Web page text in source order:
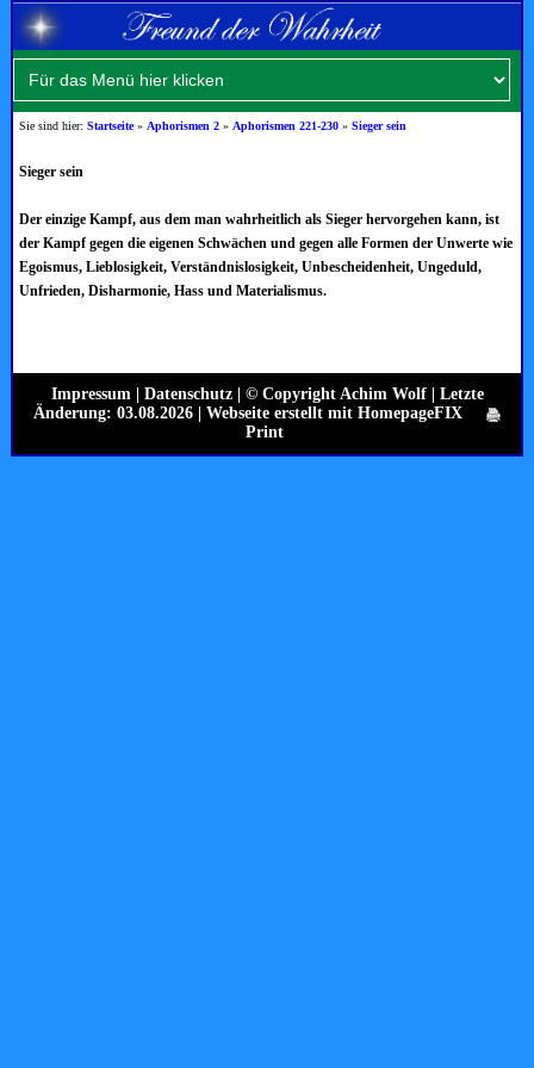
Sie sind hier:Startseite» Aphorismen 2 » Aphorismen 221-230 »Sieger sein
Sieger sein
Der einzige Kampf, aus dem man wahrheitlich als Sieger hervorgehen kann, ist
der Kampf gegen die eigenen Schwächen und gegen alle Formen der Unwerte wie
Egoismus, Lieblosigkeit, Verständnislosigkeit, Unbescheidenheit, Ungeduld,
Unfrieden, Disharmonie, Hass und Materialismus.
Impressum| Datenschutz| © Copyright Achim Wolf | Letzte
Änderung: 03.08.2026 | Webseite erstellt mit HomepageFIX
Print